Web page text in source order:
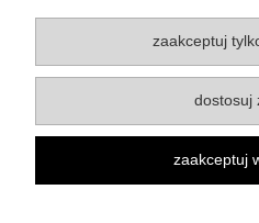
Pomoc w
Popularne
zaakceptuj
dostosuj
zaakceptuj